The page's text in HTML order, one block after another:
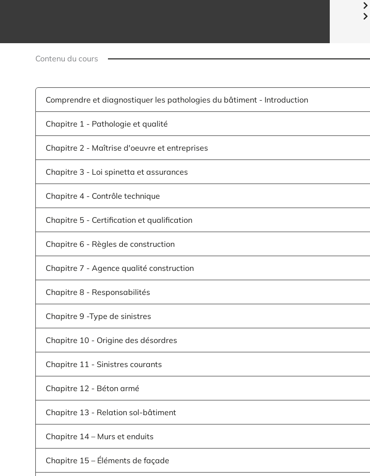
Contenu du cours
Comprendre et diagnostiquer les pathologies du bâtiment - Introduction
Chapitre 1 - Pathologie et qualité
Chapitre 2 - Maîtrise d'oeuvre et entreprises
Chapitre 3 - Loi spinetta et assurances
Chapitre 4 - Contrôle technique
Chapitre 5 - Certification et qualification
Chapitre 6 - Règles de construction
Chapitre 7 - Agence qualité construction
Chapitre 8 - Responsabilités
Chapitre 9 -Type de sinistres
Chapitre 10 - Origine des désordres
Chapitre 11 - Sinistres courants
Chapitre 12 - Béton armé
Chapitre 13 - Relation sol-bâtiment
Chapitre 14 – Murs et enduits
Chapitre 15 – Éléments de façade